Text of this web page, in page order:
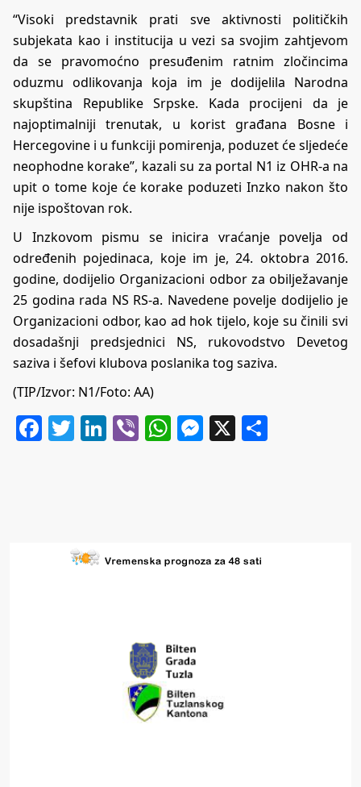
“Visoki predstavnik prati sve aktivnosti političkih
subjekata kao i institucija u vezi sa svojim zahtjevom
da se pravomoćno presuđenim ratnim zločincima
oduzmu odlikovanja koja im je dodijelila Narodna
skupština Republike Srpske. Kada procijeni da je
najoptimalniji trenutak, u korist građana Bosne i
Hercegovine i u funkciji pomirenja, poduzet će sljedeće
neophodne korake”, kazali su za portal N1 iz OHR-a na
upit o tome koje će korake poduzeti Inzko nakon što
nije ispoštovan rok.
U Inzkovom pismu se inicira vraćanje povelja od
određenih pojedinaca, koje im je, 24. oktobra 2016.
godine, dodijelio Organizacioni odbor za obilježavanje
25 godina rada NS RS-a. Navedene povelje dodijelio je
Organizacioni odbor, kao ad hok tijelo, koje su činili svi
dosadašnji predsjednici NS, rukovodstvo Devetog
saziva i šefovi klubova poslanika tog saziva.
(TIP/Izvor: N1/Foto: AA)
Facebook
Twitter
LinkedIn
ViberWhatsApp
Messenger
X